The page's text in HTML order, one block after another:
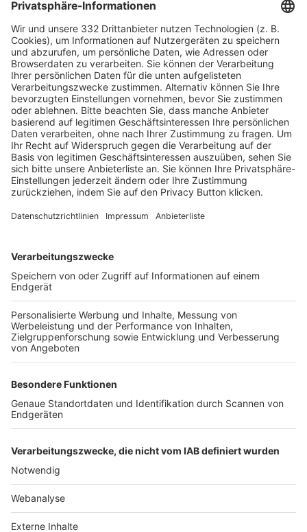
HÄUFIG BESUCHTE SEITEN
Pässe und Vereinswechsel
Trainerausbildung
Schulungsangebot Vereinsmitarbeiter
BFV-Geschäftsstellen
Trainerbörse
Login SpielPlus
FOLGE DEM BFV
TOP-VEREINE
TOP-PARTNER
Nutzungsbedingungen Datenschutz Impressum